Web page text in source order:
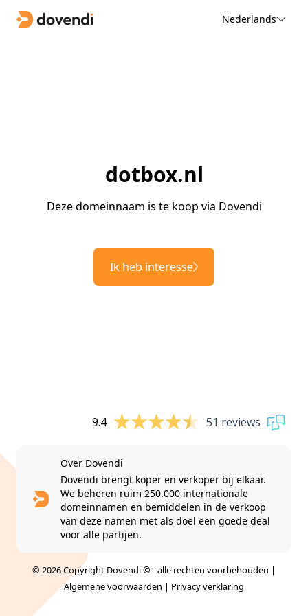
Nederlands
dotbox.nl
Deze domeinnaam is te koop via Dovendi
Ik heb interesse
9.4 51 reviews
Over Dovendi
Dovendi brengt koper en verkoper bij elkaar.
We beheren ruim 250.000 internationale
domeinnamen en bemiddelen in de verkoop
van deze namen met als doel een goede deal
voor alle partijen.
© 2026 Copyright Dovendi © - alle rechten voorbehouden |
Algemene voorwaarden | Privacy verklaring